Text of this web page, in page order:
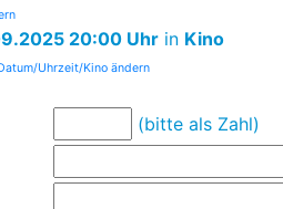
20:00 Uhr in Kino
Uhrzeit/Kino ändern
(bitte als Zahl)